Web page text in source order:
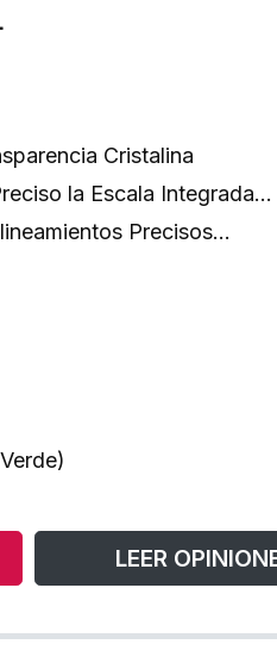
Cristalina
la Escala Integrada…
Precisos…
LEER